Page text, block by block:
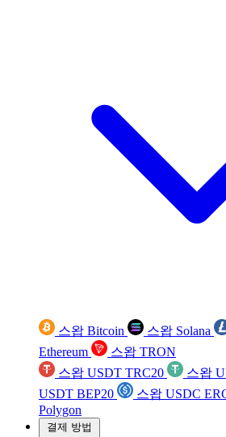
스왑 Bitcoin 스왑 Solana
Ethereum
스왑 TRON
스왑 USDT TRC20
스왑
USDT BEP20
스왑 USDC
Polygon
결제 방법